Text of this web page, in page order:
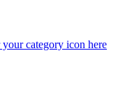
category icon here